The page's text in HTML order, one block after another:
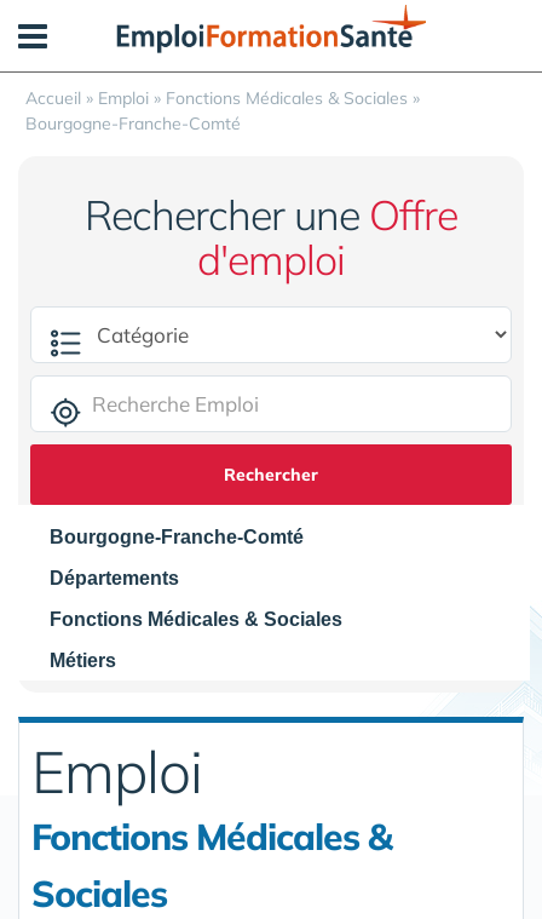
Accueil » Emploi » Fonctions Médicales & Sociales »
Bourgogne-Franche-Comté
Rechercher une Offre
d'emploi
Rechercher
Bourgogne-Franche-Comté
Départements
Fonctions Médicales & Sociales
Métiers
Emploi
Fonctions Médicales &
Sociales